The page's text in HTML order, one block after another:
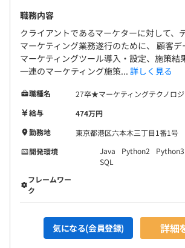
ます。
アナリティクスコンサルティングユニット
-ビジネスプロデューサー及びデータサ
所属しています。
他にもデータエンジニアリングユニッ
ット、トランスフォーメーションなど
プロジェクトを遂行していきます。
職務内容
クライアントであるマーケターに対して、
マーケティング業務遂行のために、 顧客デ
マーケティングツール導入・設定、施策結
一連のマーケティング施策... 詳しく見る
職種名
27卒★マーケティングテクノロジ
給与
474万円
勤務地
東京都港区六本木三丁目1番1号
開発環境
Java Python2 Python3
SQL
フレームワー
ク
気になる(会員登録) 詳細